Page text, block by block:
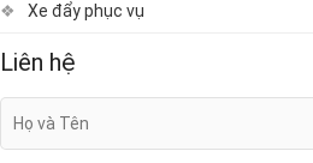
Xe đẩy phục vụ
Liên hệ